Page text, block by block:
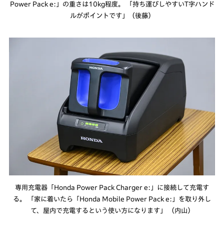
Power Pack e:」の重さは10kg程度。 「持ち運びしやすいT字ハンド
ルがポイントです」（後藤）
専用充電器「Honda Power Pack Charger e:」に接続して充電す
る。 「家に着いたら「Honda Mobile Power Pack e:」を取り外し
て、屋内で充電するという使い方になります」 （内山）